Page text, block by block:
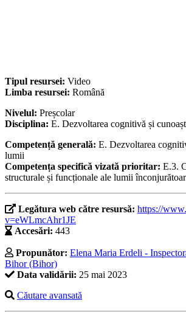
Tipul resursei: Video
Limba resursei: Română
Nivelul: Preșcolar
Disciplina: E. Dezvoltarea cognitivă și
Competență generală: E. Dezvoltarea
lumii
Competența specifică vizată prioritar: E.3.
structurale și funcționale ale lumii
Legătura web către resursă: https://
v=eWLmcAhr1JE
Accesări: 443
Propunător: Elena Maria Erdeli -
Bihor (Bihor)
Data validării: 25 mai 2023
Căutare avansată